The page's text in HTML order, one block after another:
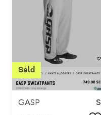
GASP
S